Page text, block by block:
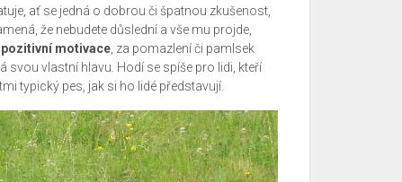
ať se jedná o dobrou či špatnou zkušenost,
že nebudete důslední a vše mu projde,
motivace, za pomazlení či pamlsek
svou vlastní hlavu. Hodí se spíše pro lidi, kteří
typický pes, jak si ho lidé představují.